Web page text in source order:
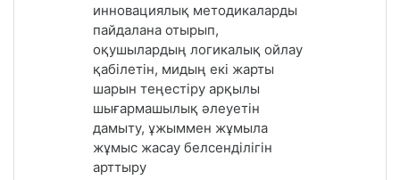
инновациялық методикаларды
пайдалана отырып,
оқушылардың логикалық ойлау
қабілетін, мидың екі жарты
шарын теңестіру арқылы
шығармашылық әлеуетін
дамыту, ұжыммен жұмыла
жұмыс жасау белсенділігін
арттыру